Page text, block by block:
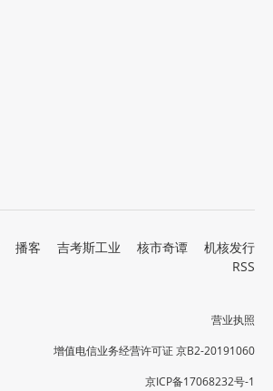
播客 吉考斯工业 核市奇谭
机核发行
RSS
营业执照
增值电信业务经营许可证 京B2-20191060
京ICP备17068232号-1